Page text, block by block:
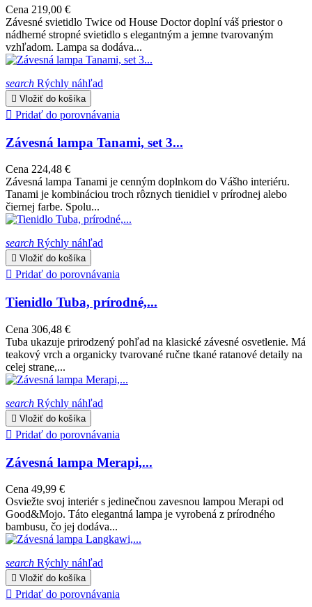
Cena 219,00 €
Závesné svietidlo Twice od House Doctor doplní váš priestor o
nádherné stropné svietidlo s elegantným a jemne tvarovaným
vzhľadom. Lampa sa dodáva...
search Rýchly náhľad
 Vložiť do košíka
 Pridať do porovnávania
Závesná lampa Tanami, set 3...
Cena 224,48 €
Závesná lampa Tanami je cenným doplnkom do Vášho interiéru.
Tanami je kombináciou troch rôznych tienidiel v prírodnej alebo
čiernej farbe. Spolu...
search Rýchly náhľad
 Vložiť do košíka
 Pridať do porovnávania
Tienidlo Tuba, prírodné,...
Cena 306,48 €
Tuba ukazuje prirodzený pohľad na klasické závesné osvetlenie. Má
teakový vrch a organicky tvarované ručne tkané ratanové detaily na
celej strane,...
search Rýchly náhľad
 Vložiť do košíka
 Pridať do porovnávania
Závesná lampa Merapi,...
Cena 49,99 €
Osviežte svoj interiér s jedinečnou zavesnou lampou Merapi od
Good&Mojo. Táto elegantná lampa je vyrobená z prírodného
bambusu, čo jej dodáva...
search Rýchly náhľad
 Vložiť do košíka
 Pridať do porovnávania